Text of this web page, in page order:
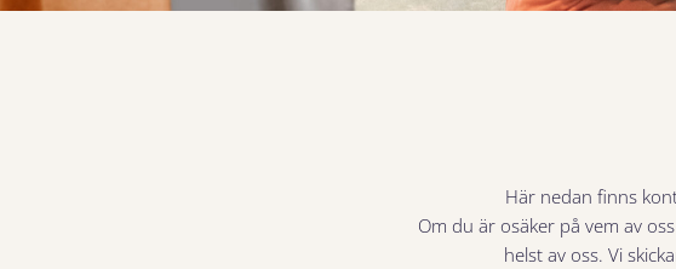
Här nedan finns
Om du är osäker på vem av
helst av oss. Vi